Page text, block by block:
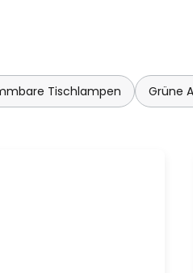
Tischlampen Grüne